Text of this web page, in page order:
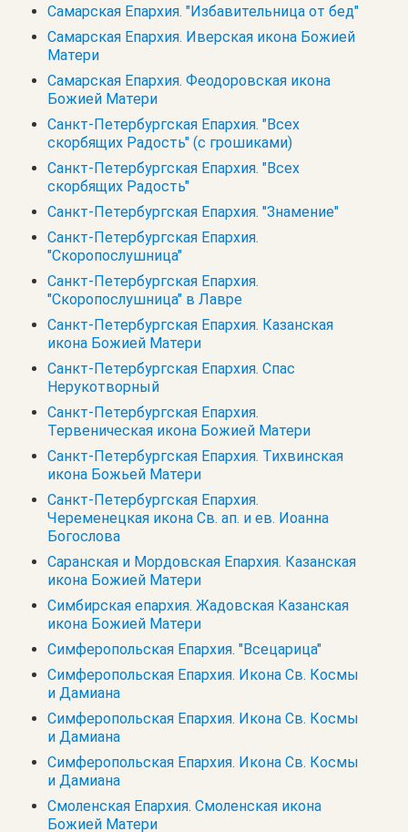
Самарская Епархия. "Избавительница от бед"
Самарская Епархия. Иверская икона Божией
Матери
Самарская Епархия. Феодоровская икона
Божией Матери
Санкт-Петербургская Епархия. "Всех
скорбящих Радость" (с грошиками)
Санкт-Петербургская Епархия. "Всех
скорбящих Радость"
Санкт-Петербургская Епархия. "Знамение"
Санкт-Петербургская Епархия.
"Скоропослушница"
Санкт-Петербургская Епархия.
"Скоропослушница" в Лавре
Санкт-Петербургская Епархия. Казанская
икона Божией Матери
Санкт-Петербургская Епархия. Спас
Нерукотворный
Санкт-Петербургская Епархия.
Тервеническая икона Божией Матери
Санкт-Петербургская Епархия. Тихвинская
икона Божьей Матери
Санкт-Петербургская Епархия.
Череменецкая икона Св. ап. и ев. Иоанна
Богослова
Саранская и Мордовская Епархия. Казанская
икона Божией Матери
Симбирская епархия. Жадовская Казанская
икона Божией Матери
Симферопольская Епархия. "Всецарица"
Симферопольская Епархия. Икона Св. Космы
и Дамиана
Симферопольская Епархия. Икона Св. Космы
и Дамиана
Симферопольская Епархия. Икона Св. Космы
и Дамиана
Смоленская Епархия. Смоленская икона
Божией Матери